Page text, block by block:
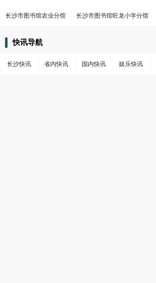
长沙市图书馆旺龙小学分馆
长沙市图书馆农业分馆
快讯导航
娱乐快讯
国内快讯
省内快讯
长沙快讯